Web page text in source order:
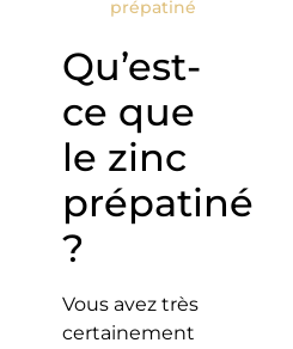
prépatiné
Qu’est-
ce que
le zinc
prépatiné
?
Vous avez très
certainement